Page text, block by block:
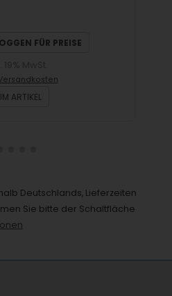
FÜR PREISE
ARTIKEL
Deutschlands, Lieferzeiten
Sie bitte der Schaltfläche